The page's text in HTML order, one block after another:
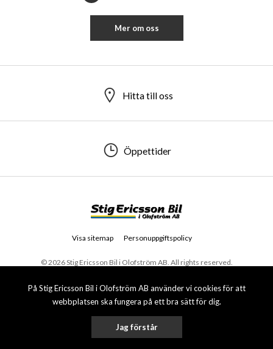
På Stig Ericsson Bil i Olofström AB använder vi cookies för att
webbplatsen ska fungera på ett bra sätt för dig.
Jag förstår
Mer om oss
Hitta till oss
Öppettider
© 2026 Stig Ericsson Bil i Olofström AB. All rights reserved.
Visa sitemap Personuppgiftspolicy